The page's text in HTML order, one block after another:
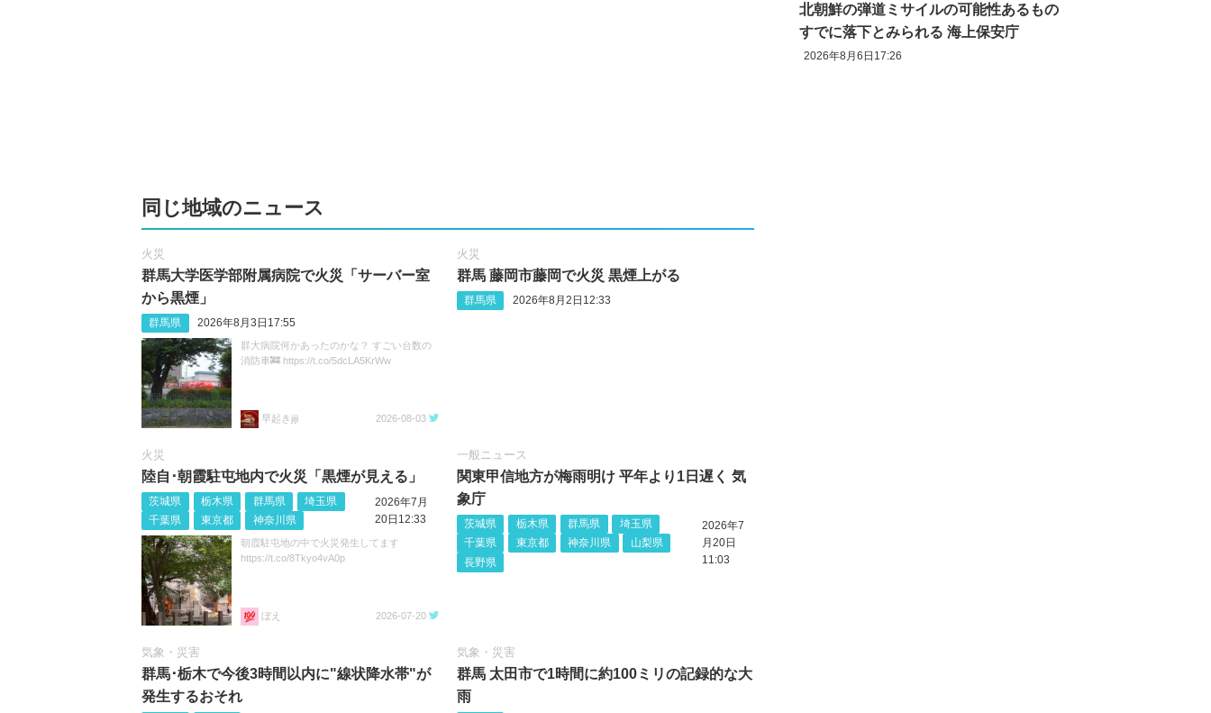
同じ地域のニュース
火災
群馬大学医学部附属病院で火災「サーバー室
から黒煙」
群馬県 2026年8月3日17:55
群大病院何かあったのかな？ すごい台数の
消防車🚒 https://t.co/5dcLA5KrWw
早起きjiji 2026-08-03
火災
群馬 藤岡市藤岡で火災 黒煙上がる
群馬県 2026年8月2日12:33
火災
陸自･朝霞駐屯地内で火災「黒煙が見える」
茨城県 栃木県 群馬県
埼玉県
千葉県
東京都 神奈川県
2026年7月
20日12:33
朝霞駐屯地の中で火災発生してます
https://t.co/8Tkyo4vA0p
ぼえ 2026-07-20
一般ニュース
関東甲信地方が梅雨明け 平年より1日遅く 気
象庁
茨城県 栃木県 群馬県
埼玉県
千葉県
東京都 神奈川県
山梨県
長野県
2026年7
月20日
11:03
気象・災害
群馬･栃木で今後3時間以内に"線状降水帯"が
発生するおそれ
気象・災害
群馬 太田市で1時間に約100ミリの記録的な大
雨
北朝鮮の弾道ミサイルの可能性あるもの
すでに落下とみられる 海上保安庁
2026年8月6日17:26